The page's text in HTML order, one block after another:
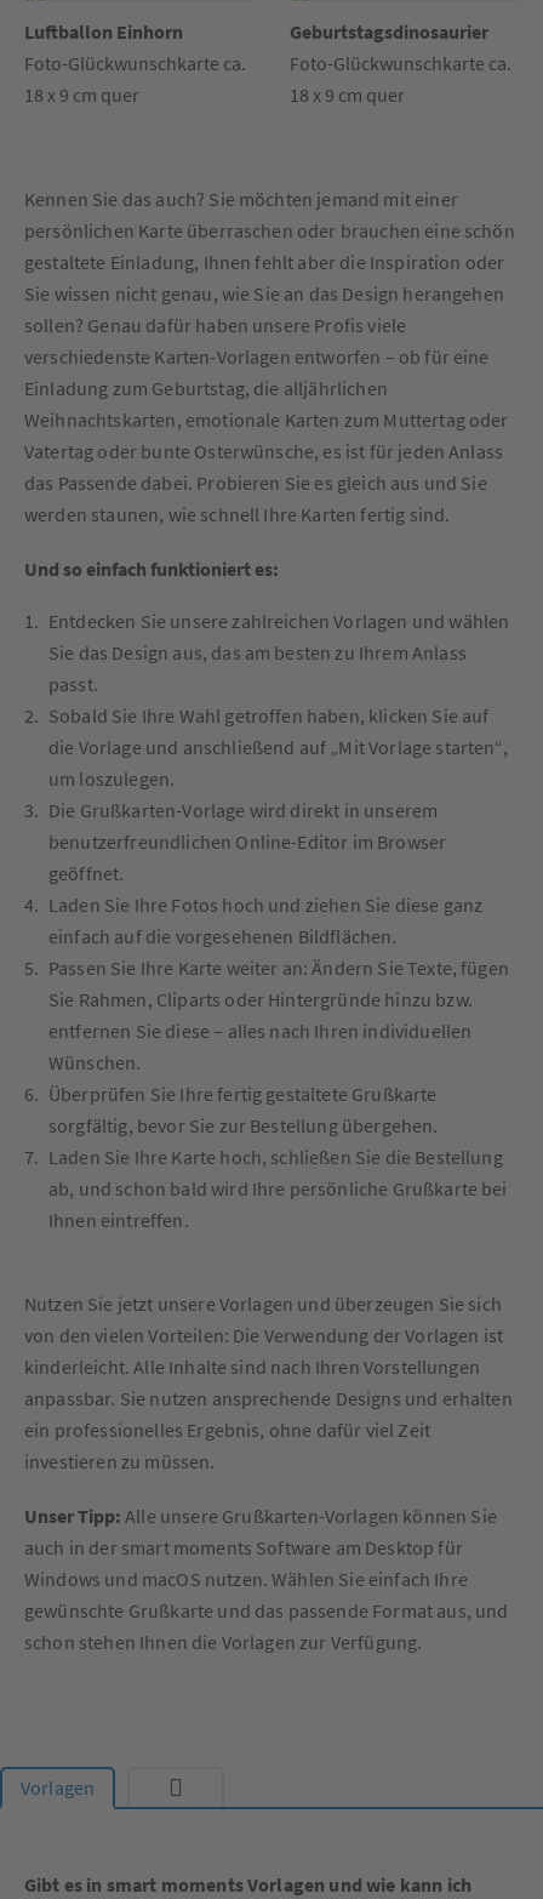
Luftballon Einhorn
Foto-Glückwunschkarte ca.
18 x 9 cm quer
Geburtstagsdinosaurier
Foto-Glückwunschkarte ca.
18 x 9 cm quer
Kennen Sie das auch? Sie möchten jemand mit einer
persönlichen Karte überraschen oder brauchen eine schön
gestaltete Einladung, Ihnen fehlt aber die Inspiration oder
Sie wissen nicht genau, wie Sie an das Design herangehen
sollen? Genau dafür haben unsere Profis viele
verschiedenste Karten-Vorlagen entworfen – ob für eine
Einladung zum Geburtstag, die alljährlichen
Weihnachtskarten, emotionale Karten zum Muttertag oder
Vatertag oder bunte Osterwünsche, es ist für jeden Anlass
das Passende dabei. Probieren Sie es gleich aus und Sie
werden staunen, wie schnell Ihre Karten fertig sind.
Und so einfach funktioniert es:
Entdecken Sie unsere zahlreichen Vorlagen und wählen
Sie das Design aus, das am besten zu Ihrem Anlass
passt.
Sobald Sie Ihre Wahl getroffen haben, klicken Sie auf
die Vorlage und anschließend auf „Mit Vorlage starten“,
um loszulegen.
Die Grußkarten-Vorlage wird direkt in unserem
benutzerfreundlichen Online-Editor im Browser
geöffnet.
Laden Sie Ihre Fotos hoch und ziehen Sie diese ganz
einfach auf die vorgesehenen Bildflächen.
Passen Sie Ihre Karte weiter an: Ändern Sie Texte, fügen
Sie Rahmen, Cliparts oder Hintergründe hinzu bzw.
entfernen Sie diese – alles nach Ihren individuellen
Wünschen.
Überprüfen Sie Ihre fertig gestaltete Grußkarte
sorgfältig, bevor Sie zur Bestellung übergehen.
Laden Sie Ihre Karte hoch, schließen Sie die Bestellung
ab, und schon bald wird Ihre persönliche Grußkarte bei
Ihnen eintreffen.
Nutzen Sie jetzt unsere Vorlagen und überzeugen Sie sich
von den vielen Vorteilen: Die Verwendung der Vorlagen ist
kinderleicht. Alle Inhalte sind nach Ihren Vorstellungen
anpassbar. Sie nutzen ansprechende Designs und erhalten
ein professionelles Ergebnis, ohne dafür viel Zeit
investieren zu müssen.
Unser Tipp: Alle unsere Grußkarten-Vorlagen können Sie
auch in der smart moments Software am Desktop für
Windows und macOS nutzen. Wählen Sie einfach Ihre
gewünschte Grußkarte und das passende Format aus, und
schon stehen Ihnen die Vorlagen zur Verfügung.
Vorlagen
Gibt es in smart moments Vorlagen und wie kann ich